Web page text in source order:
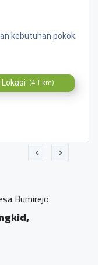
kebutuhan pokok
Lokasi (4.1 km)
Bumirejo